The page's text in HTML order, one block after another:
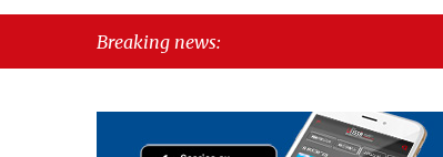
Breaking news: